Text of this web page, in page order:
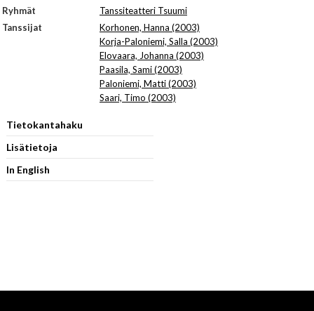
Ryhmät
Tanssiteatteri Tsuumi
Tanssijat
Korhonen, Hanna (2003)
Korja-Paloniemi, Salla (2003)
Elovaara, Johanna (2003)
Paasila, Sami (2003)
Paloniemi, Matti (2003)
Saari, Timo (2003)
Tietokantahaku
Lisätietoja
In English